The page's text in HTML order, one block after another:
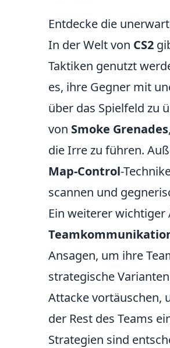
Entdecke die
In der Welt von CS2
Taktiken genutzt
es, ihre Gegner mit
über das Spielfeld zu
von Smoke Grenades
die Irre zu führen.
Map-Control-
scannen und
Ein weiterer
Ansagen, um ihre
strategische
Attacke vortäuschen,
der Rest des Teams
Strategien sind